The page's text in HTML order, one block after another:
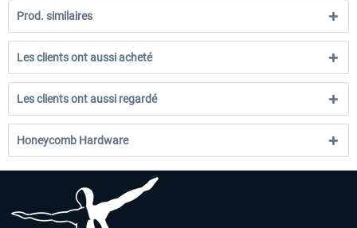
Prod. similaires
Les clients ont aussi acheté
Les clients ont aussi regardé
Honeycomb Hardware